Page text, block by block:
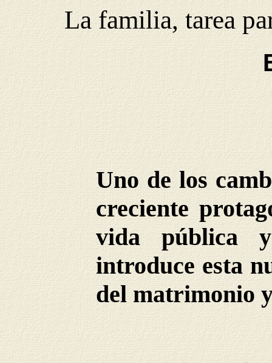
La familia, tarea
Uno de los
creciente
vida pública
introduce esta
del matrimonio